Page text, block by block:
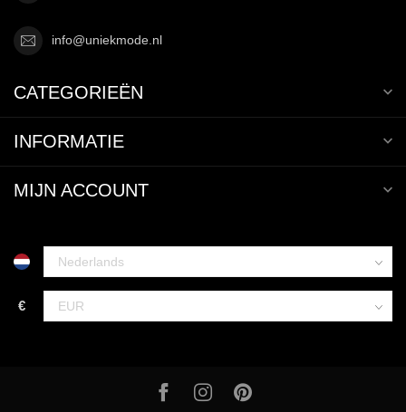
info@uniekmode.nl
CATEGORIEËN
INFORMATIE
MIJN ACCOUNT
€